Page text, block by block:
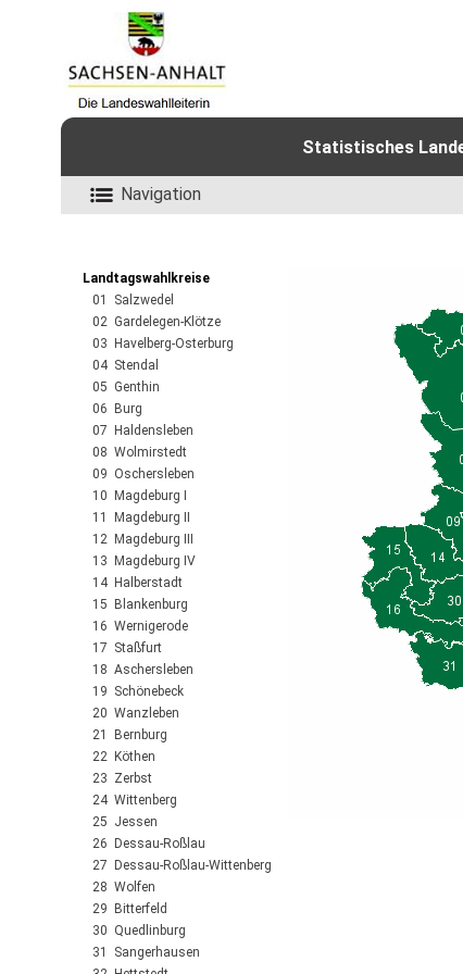
Statistisches
Navigation
Landtagswahlkreise
01 Salzwedel
02 Gardelegen-Klötze
03 Havelberg-Osterburg
04 Stendal
05 Genthin
06 Burg
07 Haldensleben
08 Wolmirstedt
09 Oschersleben
10 Magdeburg I
11 Magdeburg II
12 Magdeburg III
13 Magdeburg IV
14 Halberstadt
15 Blankenburg
16 Wernigerode
17 Staßfurt
18 Aschersleben
19 Schönebeck
20 Wanzleben
21 Bernburg
22 Köthen
23 Zerbst
24 Wittenberg
25 Jessen
26 Dessau-Roßlau
27 Dessau-Roßlau-Wittenberg
28 Wolfen
29 Bitterfeld
30 Quedlinburg
31 Sangerhausen